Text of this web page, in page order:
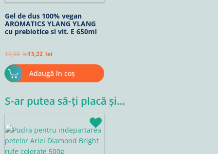
Gel de dus 100% vegan
AROMATICS YLANG YLANG
cu prebiotice si vit. E 650ml
17,90 lei15,22 lei
Adaugă în coș
S-ar putea să-ți placă și…